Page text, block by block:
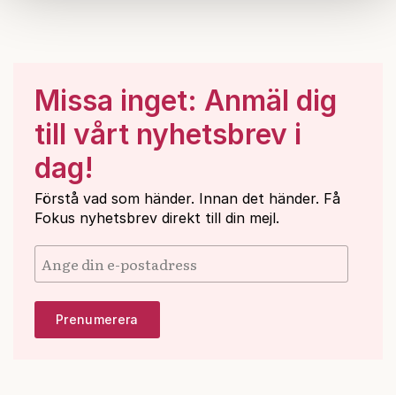
Missa inget: Anmäl dig
till vårt nyhetsbrev i
dag!
Förstå vad som händer. Innan det händer. Få
Fokus nyhetsbrev direkt till din mejl.